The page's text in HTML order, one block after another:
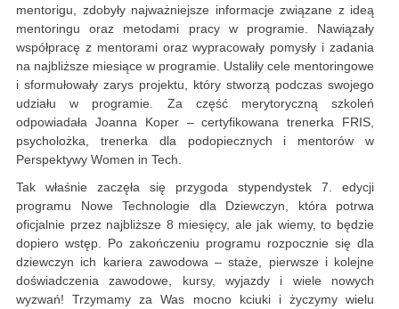
mentorigu, zdobyły najważniejsze informacje związane z ideą
mentoringu oraz metodami pracy w programie. Nawiązały
współpracę z mentorami oraz wypracowały pomysły i zadania
na najbliższe miesiące w programie. Ustaliły cele mentoringowe
i sformułowały zarys projektu, który stworzą podczas swojego
udziału w programie. Za część merytoryczną szkoleń
odpowiadała Joanna Koper – certyfikowana trenerka FRIS,
psycholożka, trenerka dla podopiecznych i mentorów w
Perspektywy Women in Tech.
Tak właśnie zaczęła się przygoda stypendystek 7. edycji
programu Nowe Technologie dla Dziewczyn, która potrwa
oficjalnie przez najbliższe 8 miesięcy, ale jak wiemy, to będzie
dopiero wstęp. Po zakończeniu programu rozpocznie się dla
dziewczyn ich kariera zawodowa – staże, pierwsze i kolejne
doświadczenia zawodowe, kursy, wyjazdy i wiele nowych
wyzwań! Trzymamy za Was mocno kciuki i życzymy wielu